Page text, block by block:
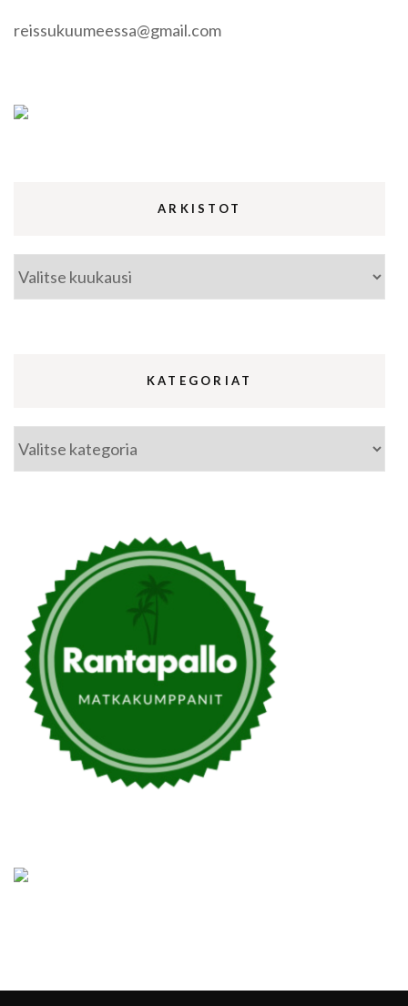
reissukuumeessa@gmail.com
ARKISTOT
Arkistot
KATEGORIAT
Kategoriat